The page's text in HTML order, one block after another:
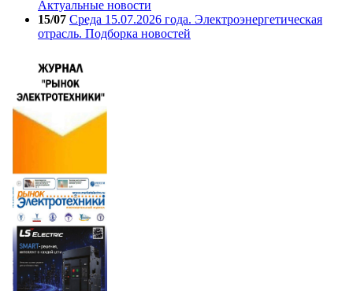
Актуальные новости
15/07 Среда 15.07.2026 года. Электроэнергетическая
отрасль. Подборка новостей